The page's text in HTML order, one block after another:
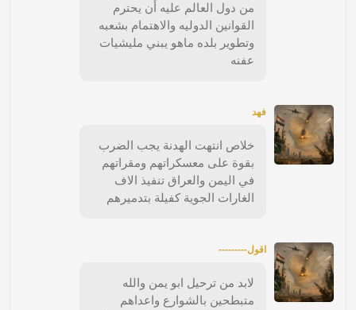
من دول العالم عليه أن يحترم
القوانين الدوليه والاهتمام بشعبه
وتطوير بلده ماهو يبني مليشيات
عفنه
فهد
خلاص انتهت الهدنة يجب الضرب
بقوة على معسكراتهم ومقراتهم
في اليمن والعراق تنفيذ الاف
الغارات الجوية كفيلة بتدميرهم
اقول---------
لابد من ترحيل ابو يمن والله
متبطحين بالشوارع واعداهم